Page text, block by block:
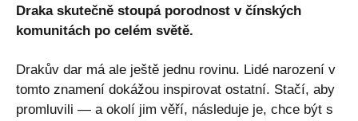
Draka skutečně stoupá porodnost v čínských
komunitách po celém světě.
Drakův dar má ale ještě jednu rovinu. Lidé narození v
tomto znamení dokážou inspirovat ostatní. Stačí, aby
promluvili — a okolí jim věří, následuje je, chce být s